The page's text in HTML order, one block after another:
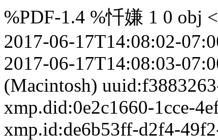
%PDF-1.4 %忏嫌 1 0 obj
2017-06-17T14:08:02-
2017-06-17T14:08:03-
(Macintosh)
xmp.did:0e2c1660-1cce-
xmp.id:de6b53ff-d2f4-